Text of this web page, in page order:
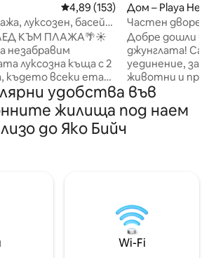
Средна оценка: 4,89 от 5,
4,89 (153)
луксозен, басейн
Midtown2
КЪМ ПЛАЖА🌴☀️
незабравим
луксозна къща с 2
където всеки етаж
зашеметяваща
Социалният
етаж
за коктейли и
и безплатно
Разположена
разстояние
цялата тази
Дом – Playa
Частен дворец
дизайнерски
Добре дошли в
джунглата!
уединение,
животни и
просторен дом
спални, чудесно
разстояние с
независимо
разгледате
посетите града
удобства във
жилища под наем
до Яко Бийч
Wi-Fi